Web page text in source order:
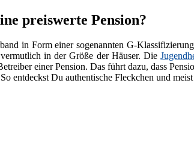
preiswerte Pension?
in Form einer sogenannten G-
in der Größe der Häuser. Die
einer Pension. Das führt dazu, dass
entdeckst Du authentische Fleckchen und